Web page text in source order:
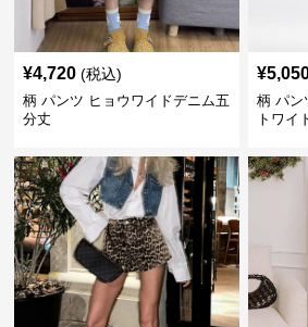
¥4,720 (税込)
柄 パンツ ヒョウワイドデニム五
分丈
¥
柄 パン
トワイ